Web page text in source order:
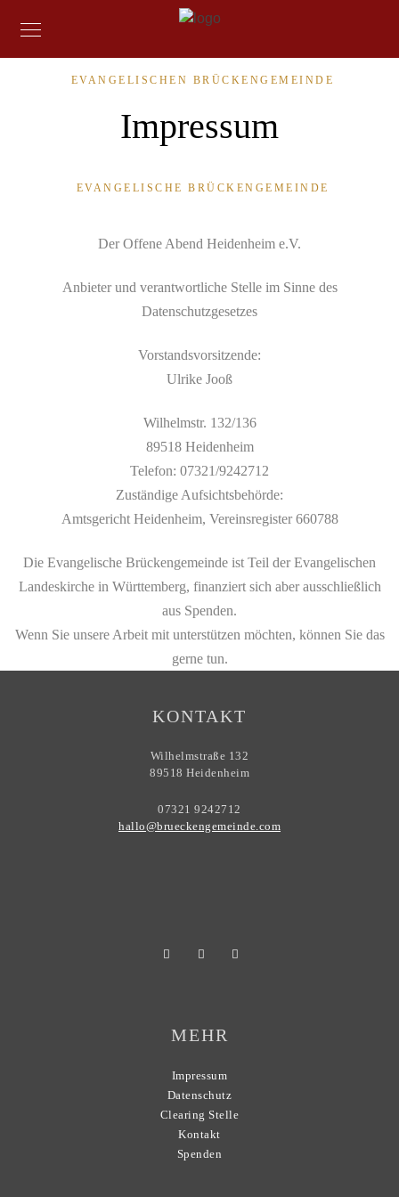
EVANGELISCHEN BRÜCKENGEMEINDE
Impressum
EVANGELISCHE BRÜCKENGEMEINDE
Der Offene Abend Heidenheim e.V.
Anbieter und verantwortliche Stelle im Sinne des
Datenschutzgesetzes
Vorstandsvorsitzende:
Ulrike Jooß
Wilhelmstr. 132/136
89518 Heidenheim
Telefon: 07321/9242712
Zuständige Aufsichtsbehörde:
Amtsgericht Heidenheim, Vereinsregister 660788
Die Evangelische Brückengemeinde ist Teil der Evangelischen
Landeskirche in Württemberg, finanziert sich aber ausschließlich
aus Spenden.
Wenn Sie unsere Arbeit mit unterstützen möchten, können Sie das
gerne tun.
KONTAKT
Wilhelmstraße 132
89518 Heidenheim
07321 9242712
hallo@brueckengemeinde.com
MEHR
Impressum
Datenschutz
Clearing Stelle
Kontakt
Spenden